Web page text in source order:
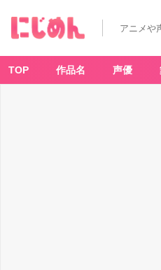
アニメや
TOP 作品名 声優